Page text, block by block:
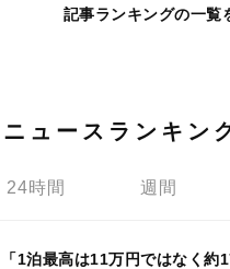
記事ランキングの一覧
ニュースランキン
24時間 週間
「1泊最高は11万円ではなく約